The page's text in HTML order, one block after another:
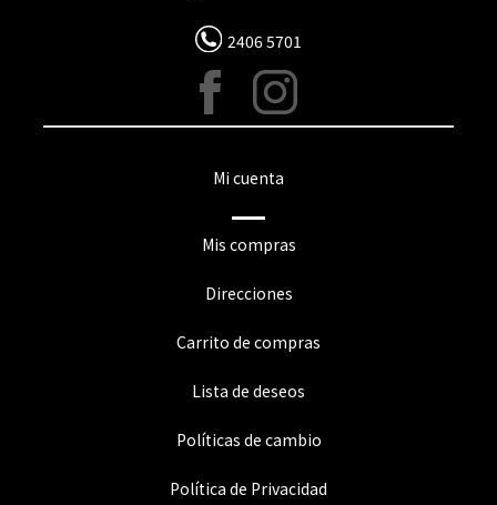
2406 5701
Mi cuenta
Mis compras
Direcciones
Carrito de compras
Lista de deseos
Políticas de cambio
Política de Privacidad